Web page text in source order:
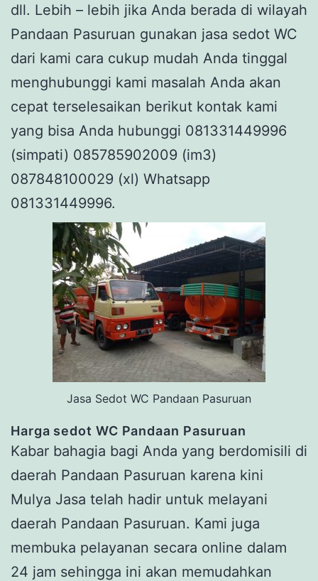
dll. Lebih – lebih jika Anda berada di wilayah
Pandaan Pasuruan gunakan jasa sedot WC
dari kami cara cukup mudah Anda tinggal
menghubunggi kami masalah Anda akan
cepat terselesaikan berikut kontak kami
yang bisa Anda hubunggi 081331449996
(simpati) 085785902009 (im3)
087848100029 (xl) Whatsapp
081331449996.
Jasa Sedot WC Pandaan Pasuruan
Harga sedot WC Pandaan Pasuruan
Kabar bahagia bagi Anda yang berdomisili di
daerah Pandaan Pasuruan karena kini
Mulya Jasa telah hadir untuk melayani
daerah Pandaan Pasuruan. Kami juga
membuka pelayanan secara online dalam
24 jam sehingga ini akan memudahkan